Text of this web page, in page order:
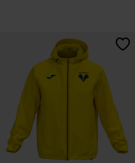
3,7 von 5 Kundenbewertungen